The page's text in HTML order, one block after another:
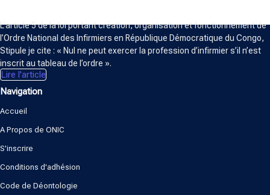
L’article 5 de la loi portant création, organisation et fonctionnement de
l’Ordre National des Infirmiers en République Démocratique du Congo,
Stipule je cite : « Nul ne peut exercer la profession d’infirmier s’il n’est
inscrit au tableau de l’ordre ».
Lire l'article
Navigation
Accueil
A Propos de ONIC
S'inscrire
Conditions d'adhésion
Code de Déontologie